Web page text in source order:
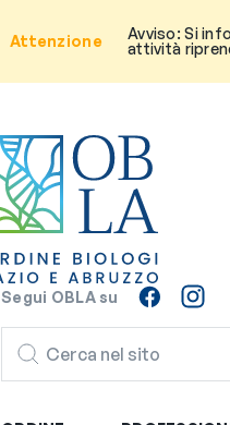
Attenzione
Avviso: Si
attività
Segui OBLA su
CERCA